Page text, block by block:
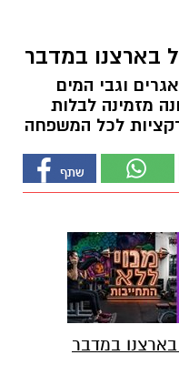
בארצנו במדבר
וגבי המים
מזמינה לבלות
בארצנו במדבר